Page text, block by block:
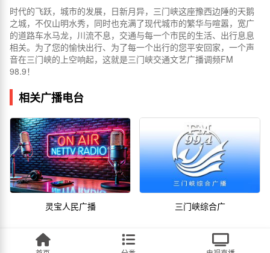
时代的飞跃，城市的发展，日新月异，三门峡这座豫西边陲的天鹅
之城，不仅山明水秀，同时也充满了现代城市的繁华与喧嚣，宽广
的道路车水马龙，川流不息，交通与每一个市民的生活、出行息息
相关。为了您的愉快出行、为了每一个出行的您平安回家，一个声
音在三门峡的上空响起，这就是三门峡交通文艺广播调频FM
98.9！
相关广播电台
灵宝人民广播 三门峡综合广